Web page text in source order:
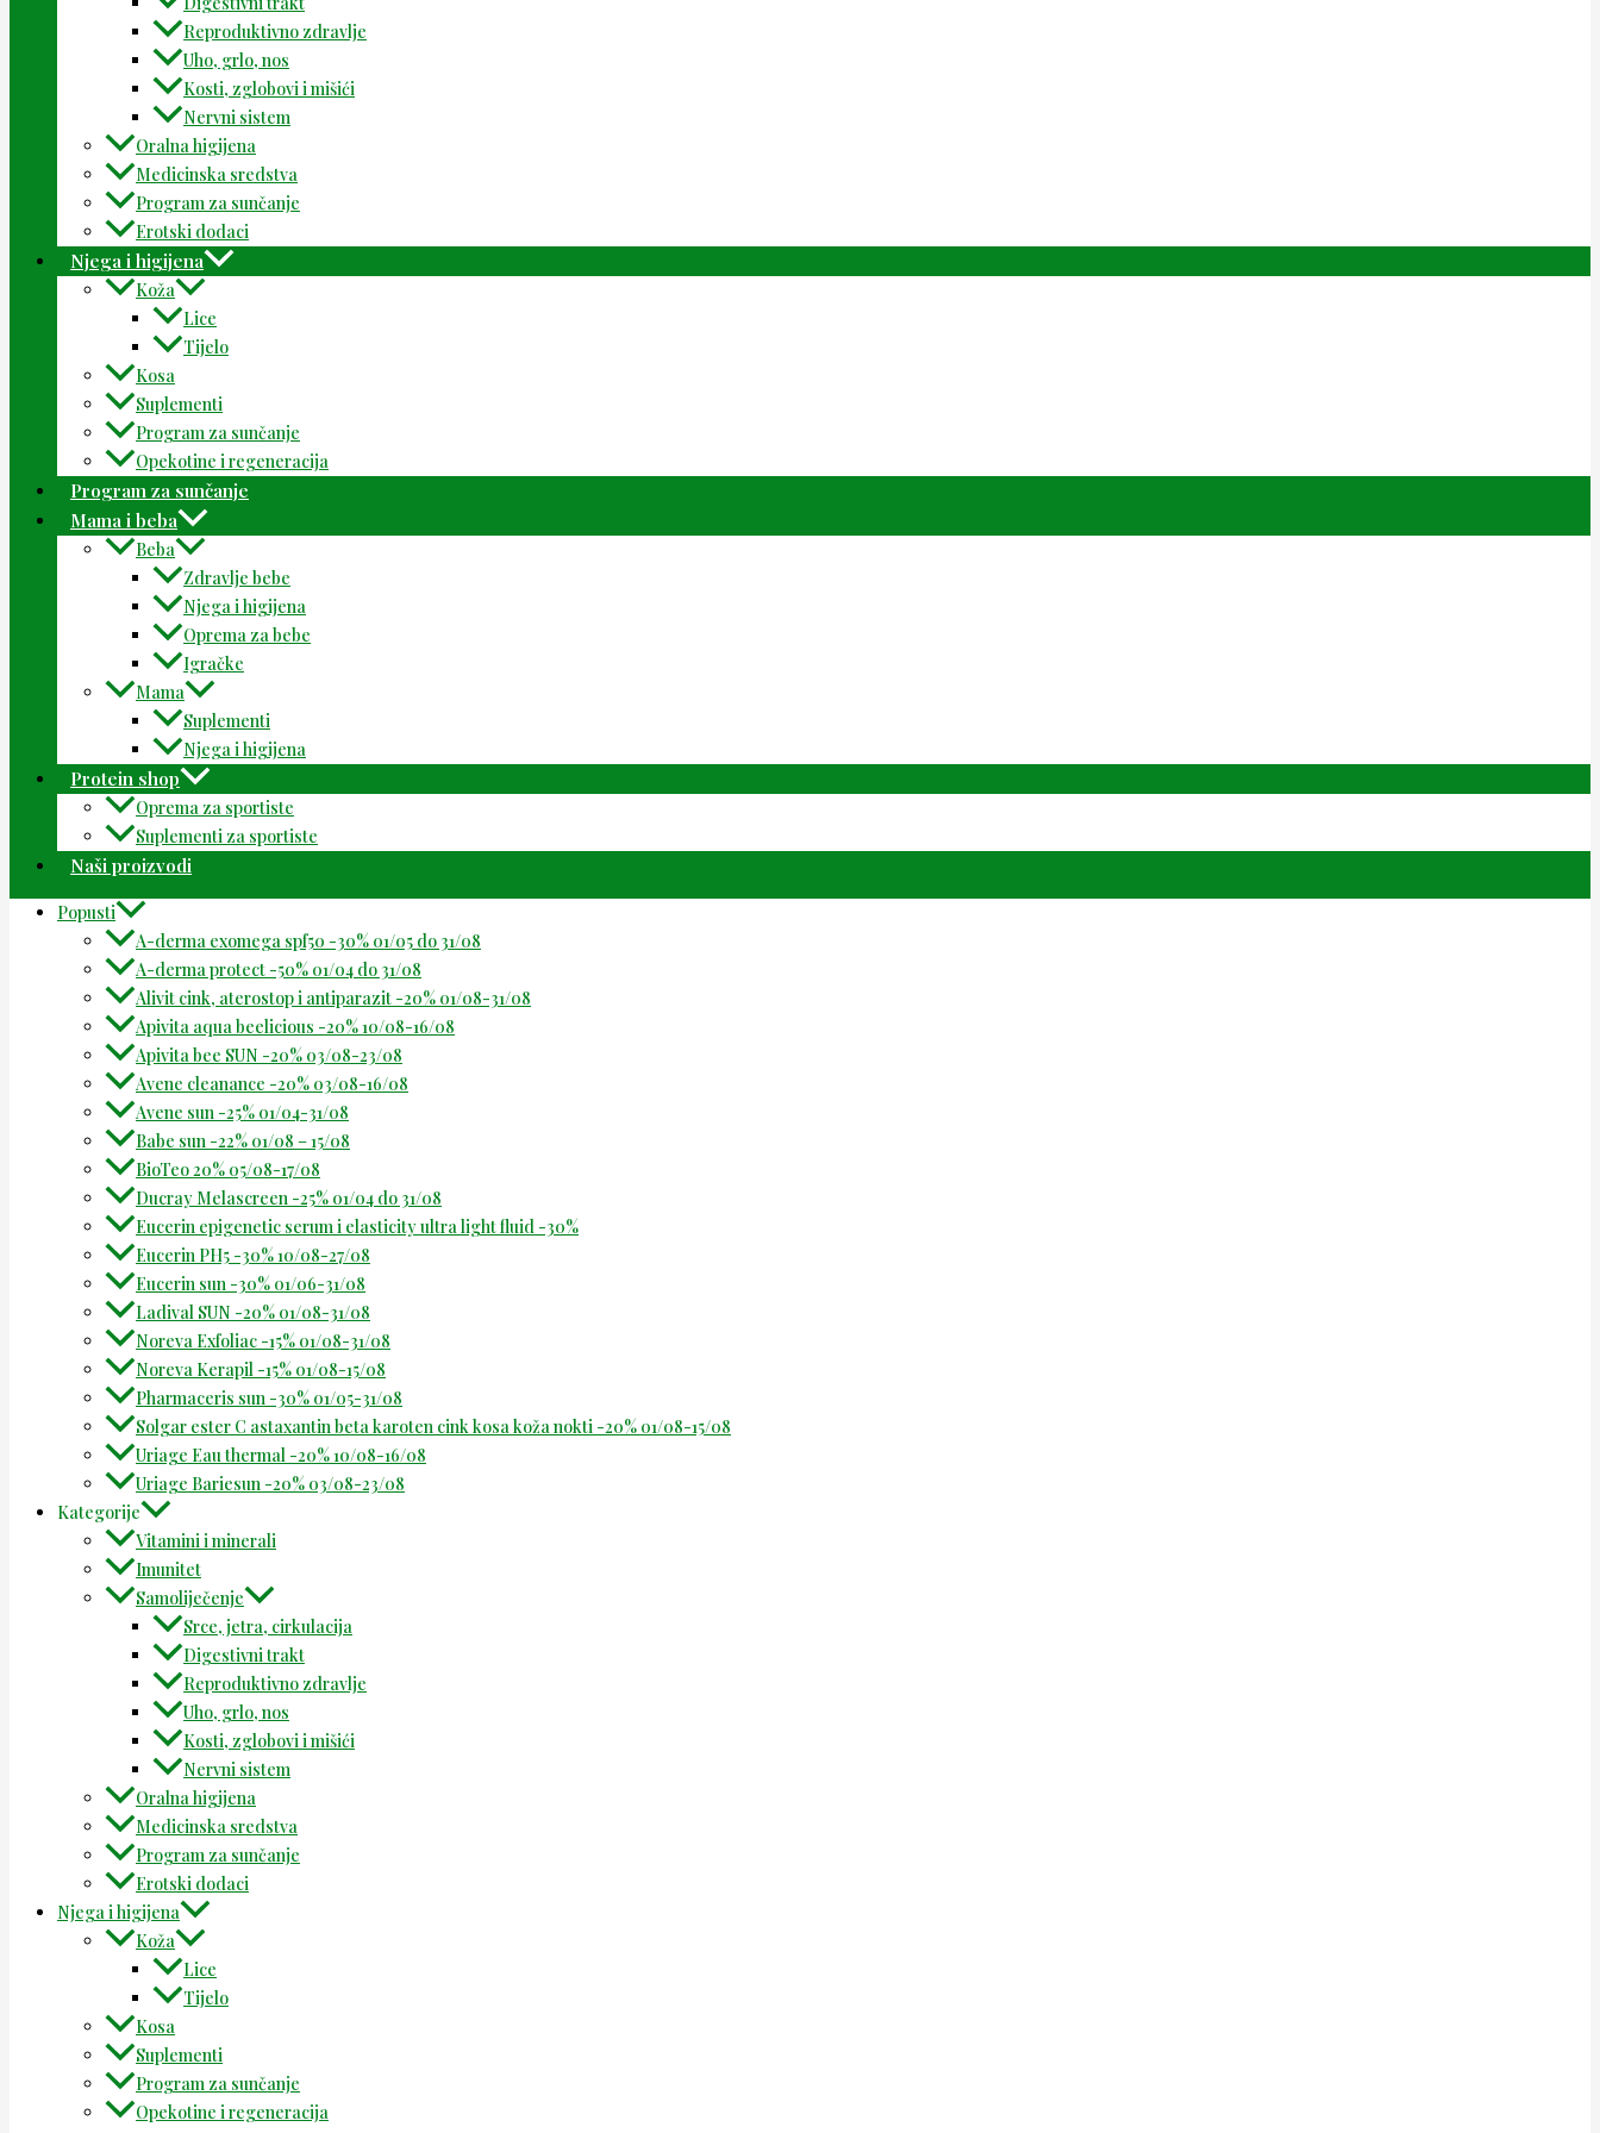
Reproduktivno zdravlje
Uho, grlo, nos
Kosti, zglobovi i mišići
Nervni sistem
Oralna higijena
Medicinska sredstva
Program za sunčanje
Erotski dodaci
Njega i higijena
Koža
Lice
Tijelo
Kosa
Suplementi
Program za sunčanje
Opekotine i regeneracija
Program za sunčanje
Mama i beba
Beba
Zdravlje bebe
Njega i higijena
Oprema za bebe
Igračke
Mama
Suplementi
Njega i higijena
Protein shop
Oprema za sportiste
Suplementi za sportiste
Naši proizvodi
Popusti
A-derma exomega spf50 -30% 01/05 do 31/08
A-derma protect -50% 01/04 do 31/08
Alivit cink, aterostop i antiparazit -20% 01/08-31/08
Apivita aqua beelicious -20% 10/08-16/08
Apivita bee SUN -20% 03/08-23/08
Avene cleanance -20% 03/08-16/08
Avene sun -25% 01/04-31/08
Babe sun -22% 01/08 – 15/08
BioTeo 20% 05/08-17/08
Ducray Melascreen -25% 01/04 do 31/08
Eucerin epigenetic serum i elasticity ultra light fluid -30%
Eucerin PH5 -30% 10/08-27/08
Eucerin sun -30% 01/06-31/08
Ladival SUN -20% 01/08-31/08
Noreva Exfoliac -15% 01/08-31/08
Noreva Kerapil -15% 01/08-15/08
Pharmaceris sun -30% 01/05-31/08
Solgar ester C astaxantin beta karoten cink kosa koža nokti -20% 01/08-15/08
Uriage Eau thermal -20% 10/08-16/08
Uriage Bariesun -20% 03/08-23/08
Kategorije
Vitamini i minerali
Imunitet
Samoliječenje
Srce, jetra, cirkulacija
Digestivni trakt
Reproduktivno zdravlje
Uho, grlo, nos
Kosti, zglobovi i mišići
Nervni sistem
Oralna higijena
Medicinska sredstva
Program za sunčanje
Erotski dodaci
Njega i higijena
Koža
Lice
Tijelo
Kosa
Suplementi
Program za sunčanje
Opekotine i regeneracija